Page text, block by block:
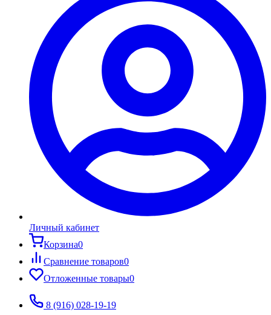
Личный кабинет
Корзина0
Сравнение товаров0
Отложенные товары0
8 (916) 028-19-19